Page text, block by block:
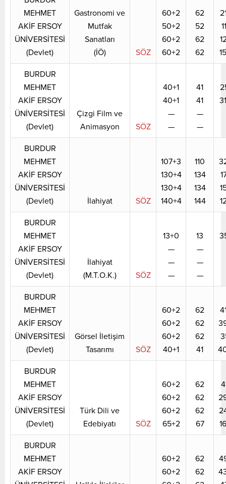
MEHMET
AKİF ERSOY
ÜNİVERSİTESİ
(Devlet)
Gastronomi ve
Mutfak
Sanatları
(İÖ)
SÖZ
60+2
50+2
60+2
60+2
62
52
62
62
BURDUR
MEHMET
AKİF ERSOY
ÜNİVERSİTESİ
(Devlet)
Çizgi Film ve
Animasyon
SÖZ
40+1
40+1
—
—
41
41
—
—
BURDUR
MEHMET
AKİF ERSOY
ÜNİVERSİTESİ
(Devlet)
İlahiyat SÖZ
107+3
130+4
130+4
140+4
110
134
134
144
BURDUR
MEHMET
AKİF ERSOY
ÜNİVERSİTESİ
(Devlet)
İlahiyat
(M.T.O.K.)
SÖZ
13+0
—
—
—
13
—
—
—
BURDUR
MEHMET
AKİF ERSOY
ÜNİVERSİTESİ
(Devlet)
Görsel İletişim
Tasarımı
SÖZ
60+2
60+2
60+2
40+1
62
62
62
41
BURDUR
MEHMET
AKİF ERSOY
ÜNİVERSİTESİ
(Devlet)
Türk Dili ve
Edebiyatı
SÖZ
60+2
60+2
60+2
65+2
62
62
62
67
BURDUR
MEHMET
AKİF ERSOY
60+2
60+2
62
62